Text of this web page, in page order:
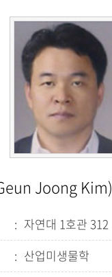
Joong Kim)
자연대 1호관 312
산업미생물학